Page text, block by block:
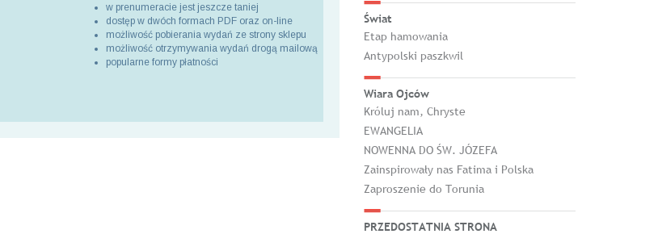
w prenumeracie jest jeszcze taniej
dostęp w dwóch formach PDF oraz on-line
możliwość pobierania wydań ze strony sklepu
możliwość otrzymywania wydań drogą mailową
popularne formy płatności
Świat
Etap hamowania
Antypolski paszkwil
Wiara Ojców
Króluj nam, Chryste
EWANGELIA
NOWENNA DO ŚW. JÓZEFA
Zainspirowały nas Fatima i Polska
Zaproszenie do Torunia
PRZEDOSTATNIA STRONA